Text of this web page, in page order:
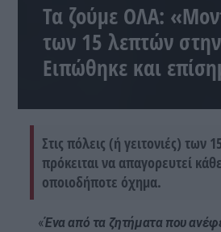
Τα ζούμε ΟΛΑ:
των 15 λεπτών
Ειπώθηκε και
Στις πόλεις (ή γειτονιές) των
πρόκειται να απαγορευτεί
οποιοδήποτε όχημα.
«Ένα από τα ζητήματα που